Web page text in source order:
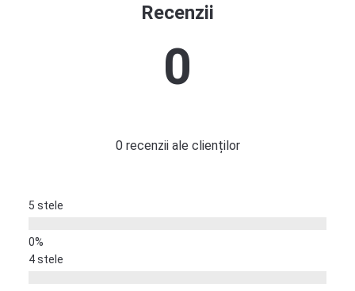
Recenzii
0
0 recenzii ale clienților
5 stele
4 stele